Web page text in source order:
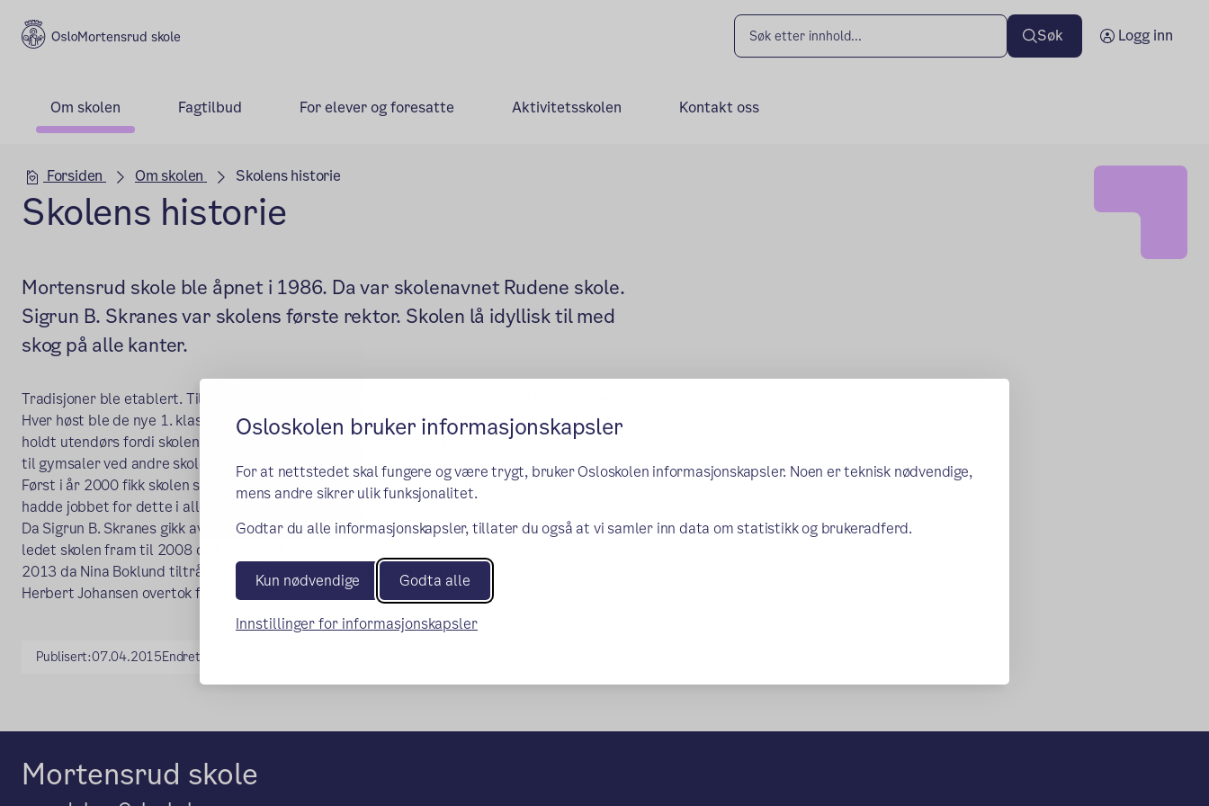
Osloskolen bruker informasjonskapsler
For at nettstedet skal fungere og være trygt, bruker Osloskolen informasjonskapsler. Noen er teknisk nødvendige,
mens andre sikrer ulik funksjonalitet.
Godtar du alle informasjonskapsler, tillater du også at vi samler inn data om statistikk og brukeradferd.
Kun nødvendige Godta alle
Innstillinger for informasjonskapsler
Mortensrud skole Søk Logg inn
Om skolen Fagtilbud For elever og foresatte Aktivitetsskolen Kontakt oss
Hovedseksjon
Forsiden Om skolen Skolens historie
Skolens historie
Mortensrud skole ble åpnet i 1986. Da var skolenavnet Rudene skole.
Sigrun B. Skranes var skolens første rektor. Skolen lå idyllisk til med
skog på alle kanter.
Tradisjoner ble etablert. Til jul gikk alle elever og ansatte rundt juletreet ute i skolegården.
Hver høst ble de nye 1. klassingene ønsket velkommen utendørs. Mange gymtimer ble også
holdt utendørs fordi skolen ikke hadde egen gymsal. Lærere og elever ble også busset rundt
til gymsaler ved andre skoler.
Først i år 2000 fikk skolen sin etterlengtede gymsal – den ble oppkalt etter rektoren som
hadde jobbet for dette i alle år – derav navnet Sigrunshall.
Da Sigrun B. Skranes gikk av med pensjon i 2001, overtok Jan Gunnar Riiser som rektor. Han
ledet skolen fram til 2008 da Leif Arne Eggen ble tilsatt som ny rektor. Han var rektor fram til
2013 da Nina Boklund tiltrådte. Nina Boklund ledet skolen fram til sommeren 2018 da Trond
Herbert Johansen overtok fra 1. august.
Publisert:07.04.2015Endret:
Mortensrud skole